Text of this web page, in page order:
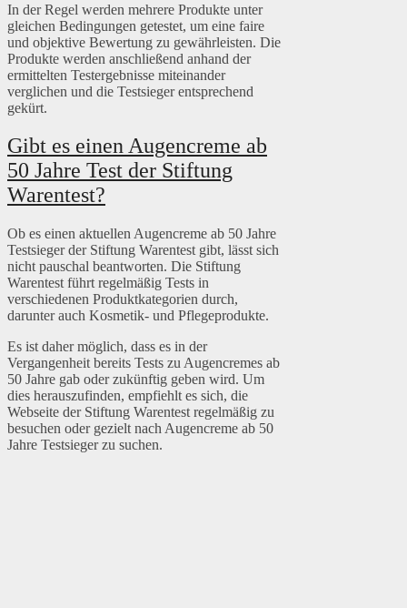
In der Regel werden mehrere Produkte unter
gleichen Bedingungen getestet, um eine faire
und objektive Bewertung zu gewährleisten. Die
Produkte werden anschließend anhand der
ermittelten Testergebnisse miteinander
verglichen und die Testsieger entsprechend
gekürt.
Gibt es einen Augencreme ab
50 Jahre Test der Stiftung
Warentest?
Ob es einen aktuellen Augencreme ab 50 Jahre
Testsieger der Stiftung Warentest gibt, lässt sich
nicht pauschal beantworten. Die Stiftung
Warentest führt regelmäßig Tests in
verschiedenen Produktkategorien durch,
darunter auch Kosmetik- und Pflegeprodukte.
Es ist daher möglich, dass es in der
Vergangenheit bereits Tests zu Augencremes ab
50 Jahre gab oder zukünftig geben wird. Um
dies herauszufinden, empfiehlt es sich, die
Webseite der Stiftung Warentest regelmäßig zu
besuchen oder gezielt nach Augencreme ab 50
Jahre Testsieger zu suchen.